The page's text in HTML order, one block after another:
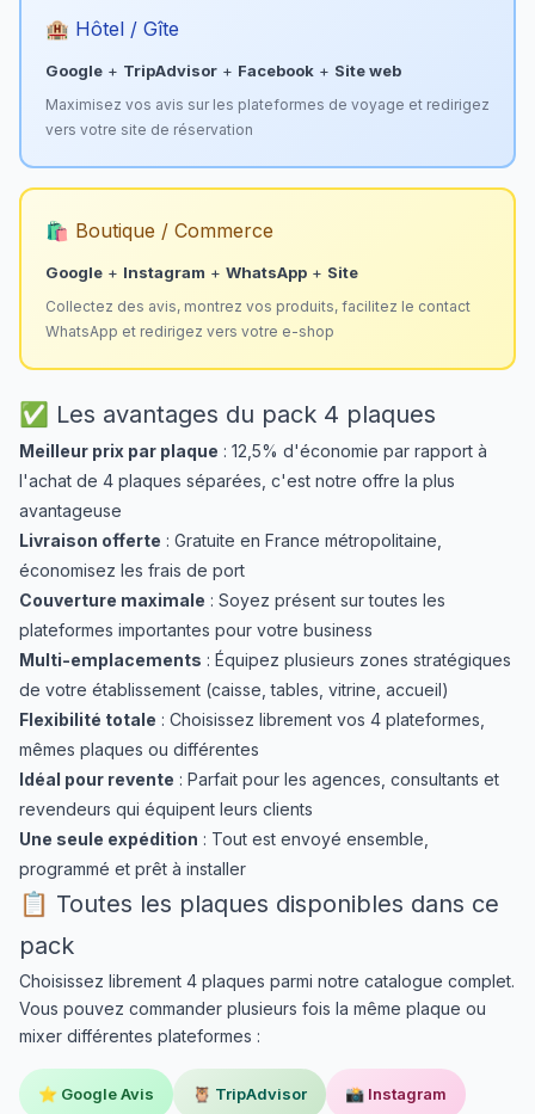
🏨 Hôtel / Gîte
Google + TripAdvisor + Facebook + Site web
Maximisez vos avis sur les plateformes de voyage et redirigez
vers votre site de réservation
🛍️ Boutique / Commerce
Google + Instagram + WhatsApp + Site
Collectez des avis, montrez vos produits, facilitez le contact
WhatsApp et redirigez vers votre e-shop
✅ Les avantages du pack 4 plaques
Meilleur prix par plaque : 12,5% d'économie par rapport à
l'achat de 4 plaques séparées, c'est notre offre la plus
avantageuse
Livraison offerte : Gratuite en France métropolitaine,
économisez les frais de port
Couverture maximale : Soyez présent sur toutes les
plateformes importantes pour votre business
Multi-emplacements : Équipez plusieurs zones stratégiques
de votre établissement (caisse, tables, vitrine, accueil)
Flexibilité totale : Choisissez librement vos 4 plateformes,
mêmes plaques ou différentes
Idéal pour revente : Parfait pour les agences, consultants et
revendeurs qui équipent leurs clients
Une seule expédition : Tout est envoyé ensemble,
programmé et prêt à installer
📋 Toutes les plaques disponibles dans ce
pack
Choisissez librement 4 plaques parmi notre catalogue complet.
Vous pouvez commander plusieurs fois la même plaque ou
mixer différentes plateformes :
⭐ Google Avis 🦉 TripAdvisor 📸 Instagram